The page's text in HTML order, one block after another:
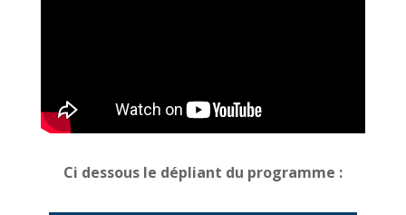
Ci dessous le dépliant du programme :